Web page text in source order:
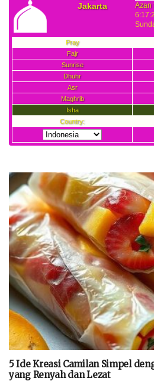
5 Ide Kreasi Camilan Simpel
yang Renyah dan Lezat